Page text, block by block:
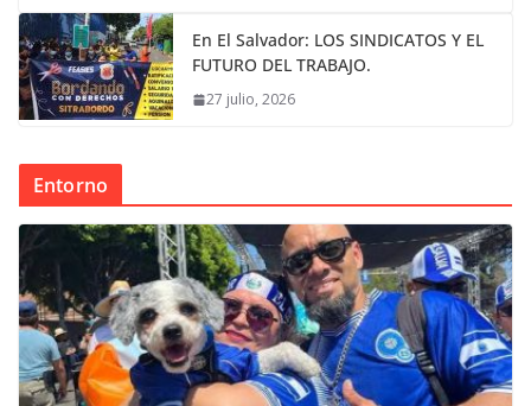
En El Salvador: LOS SINDICATOS Y EL
FUTURO DEL TRABAJO.
27 julio, 2026
Entorno